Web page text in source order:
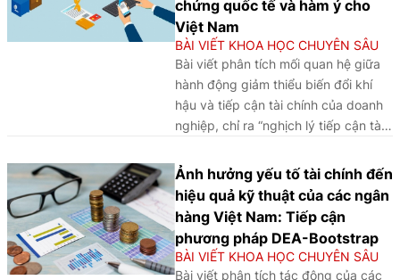
người dùng, đồng thời cung cấp cơ
sở thực nghiệm quan trọng cho quản
lý rủi ro và hoạch định chính sách tín
dụng tiêu dùng.
chứng quốc tế và hàm ý cho
Việt Nam
BÀI VIẾT KHOA HỌC CHUYÊN SÂU
Bài viết phân tích mối quan hệ giữa
hành động giảm thiểu biến đổi khí
hậu và tiếp cận tài chính của doanh
nghiệp, chỉ ra “nghịch lý tiếp cận tài
thiện nhưng mức độ cảm nhận của
doanh nghiệp không thay đổi, từ đó
đề xuất một số hàm ý chính sách cho
Việt Nam.
Ảnh hưởng yếu tố tài chính đến
hiệu quả kỹ thuật của các ngân
hàng Việt Nam: Tiếp cận
phương pháp DEA-Bootstrap
BÀI VIẾT KHOA HỌC CHUYÊN SÂU
Bài viết phân tích tác động của các